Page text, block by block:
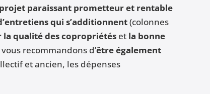
projet paraissant prometteur et rentable
qui s’additionnent(colonnes
la qualité des copropriétéset la bonne
recommandons d’être également
et ancien, les dépenses